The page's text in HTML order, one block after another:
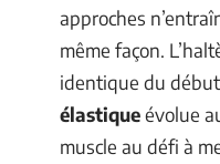
approches
même façon.
identique du
élastiqueévolue
muscle au défi à